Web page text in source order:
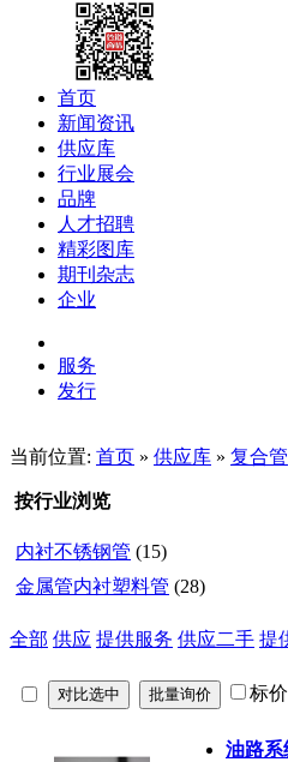
首页
新闻资讯
供应库
行业展会
品牌
人才招聘
精彩图库
期刊杂志
企业
服务
发行
当前位置: 首页 » 供应库 » 复合管
按行业浏览
内衬不锈钢管 (15)
金属管内衬塑料管 (28)
全部 供应 提供服务 供应二手 提
标价
油路